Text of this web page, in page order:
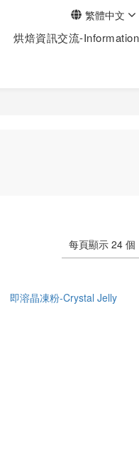
繁體中文
烘焙資訊交流-Information
每頁顯示 24 個